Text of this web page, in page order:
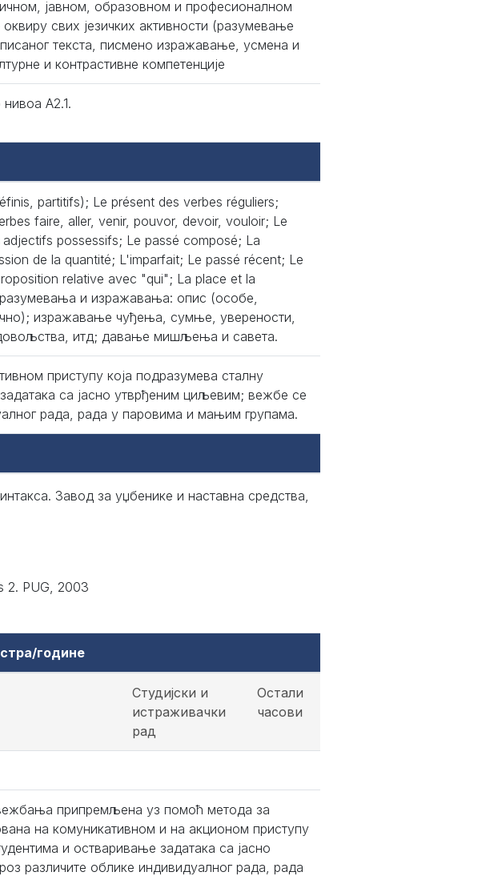
јавном, образовном и професионалном
свих језичких активности (разумевање
текста, писмено изражавање, усмена и
и контрастивне компетенције
А2.1.
partitifs); Le présent des verbes réguliers;
faire, aller, venir, pouvor, devoir, vouloir; Le
possessifs; Le passé composé; La
de la quantité; L'imparfait; Le passé récent; Le
relative avec "qui"; La place et la
и изражавања: опис (особе,
изражавање чуђења, сумње, уверености,
итд; давање мишљења и савета.
приступу која подразумева сталну
са јасно утврђеним циљевим; вежбе се
рада, рада у паровима и мањим групама.
Завод за уџбенике и наставна средства,
2. PUG, 2003
године
Студијски и
истраживачки
рад
Остали
часови
припремљена уз помоћ метода за
на комуникативном и на акционом приступу
и остваривање задатака са јасно
различите облике индивидуалног рада, рада